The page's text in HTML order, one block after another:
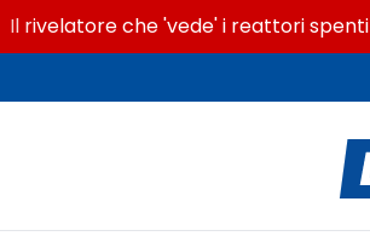
che 'vede' i reattori spenti